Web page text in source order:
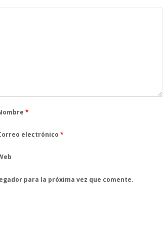
*
electrónico*
para la próxima vez que comente.